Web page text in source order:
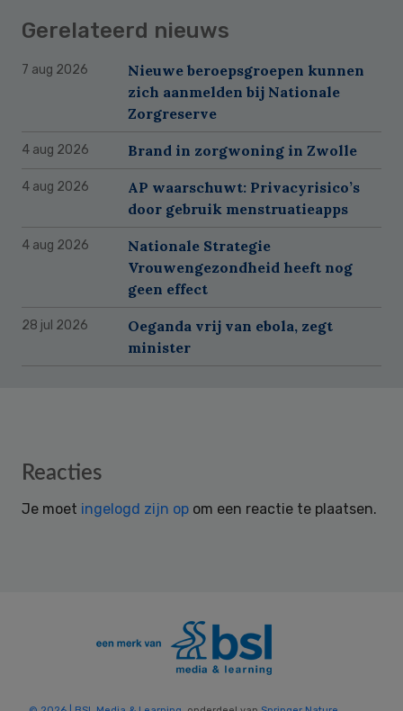
Gerelateerd nieuws
7 aug 2026
Nieuwe beroepsgroepen kunnen
zich aanmelden bij Nationale
Zorgreserve
4 aug 2026 Brand in zorgwoning in Zwolle
4 aug 2026
AP waarschuwt: Privacyrisico’s
door gebruik menstruatieapps
4 aug 2026
Nationale Strategie
Vrouwengezondheid heeft nog
geen effect
28 jul 2026
Oeganda vrij van ebola, zegt
minister
Reader
Reacties
Je moet ingelogd zijn op om een reactie te plaatsen.